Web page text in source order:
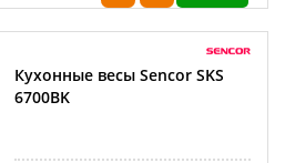
Кухонные весы Sencor SKS
6700BK